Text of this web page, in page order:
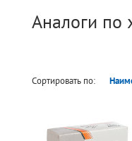
Аналоги по
Сортировать по: